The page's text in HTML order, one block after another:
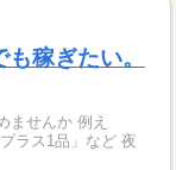
稼ぎたい。
ませんか 例え
ラス1品」など 夜